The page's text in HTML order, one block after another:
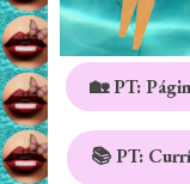
🏡 PT:
📚 PT: